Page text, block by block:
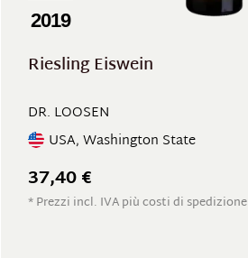
2019
Riesling Eiswein
DR. LOOSEN
USA, Washington State
37,40 €
* Prezzi incl. IVA più costi di spedizione